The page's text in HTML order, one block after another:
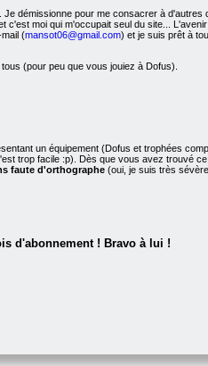
. Je démissionne pour me consacrer à d'autres
c'est moi qui m'occupait seul du site...
(mansot06@gmail.com) et je suis prêt à
(pour peu que vous jouiez à Dofus).
un équipement (Dofus et trophées
trop facile :p). Dès que vous avez trouvé
faute d'orthographe (oui, je suis très
d'abonnement ! Bravo à lui !